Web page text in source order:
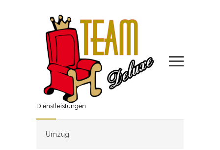
Dienstleistungen
Umzug